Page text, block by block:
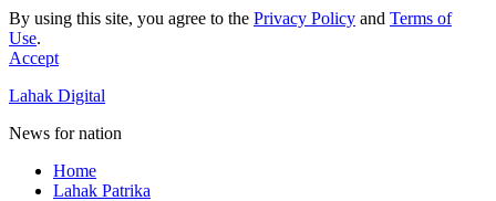
By using this site, you agree to the Privacy Policy and Terms of
Use.
Accept
Lahak Digital
News for nation
Home
Lahak Patrika